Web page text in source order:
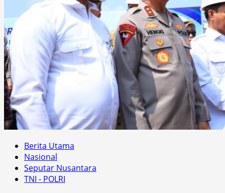
Berita Utama
Nasional
Seputar Nusantara
TNI - POLRI